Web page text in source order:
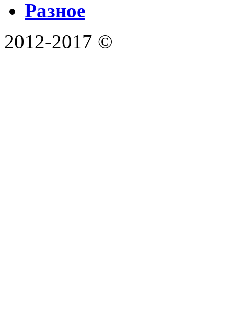
Разное
2012-2017 ©